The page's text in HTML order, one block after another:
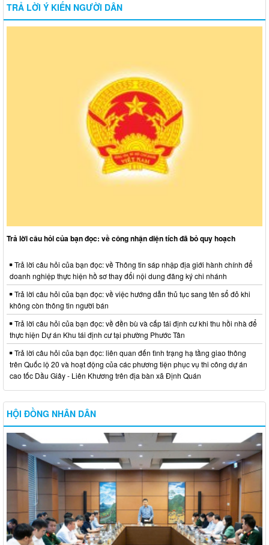
TRẢ LỜI Ý KIẾN NGƯỜI DÂN
Trả lời câu hỏi của bạn đọc: về công nhận diện tích đã bỏ quy hoạch
Trả lời câu hỏi của bạn đọc: về Thông tin sáp nhập địa giới hành chính để
doanh nghiệp thực hiện hồ sơ thay đổi nội dung đăng ký chi nhánh
Trả lời câu hỏi của bạn đọc: về việc hướng dẫn thủ tục sang tên sổ đỏ khi
không còn thông tin người bán
Trả lời câu hỏi của bạn đọc: về đền bù và cấp tái định cư khi thu hồi nhà để
thực hiện Dự án Khu tái định cư tại phường Phước Tân
Trả lời câu hỏi của bạn đọc: liên quan đến tình trạng hạ tầng giao thông
trên Quốc lộ 20 và hoạt động của các phương tiện phục vụ thi công dự án
cao tốc Dầu Giây - Liên Khương trên địa bàn xã Định Quán
HỘI ĐỒNG NHÂN DÂN